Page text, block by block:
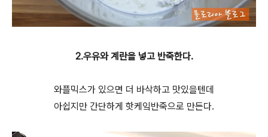
2.우유와 계란을 넣고 반죽한다.
와플믹스가 있으면 더 바삭하고 맛있을텐데
아쉽지만 간단하게 핫케잌반죽으로 만든다.